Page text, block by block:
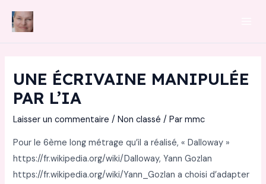
UNE ÉCRIVAINE MANIPULÉE
PAR L’IA
Laisser un commentaire /Non classé / Parmmc
Pour le 6ème long métrage qu’il a réalisé, « Dalloway »
https://fr.wikipedia.org/wiki/Dalloway, Yann Gozlan
https://fr.wikipedia.org/wiki/Yann_Gozlan a choisi d’adapter